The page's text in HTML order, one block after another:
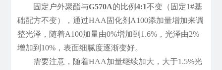
固定户外聚酯与G570A的比例4:1不变（固定1#基
础配方不变），通过HAA固化剂A100添加量增加来调
整光泽，随着A100加量由0%增加到1.6%，光泽由2%
增加到10%，表面细腻度逐渐变好。
需要注意，随着HAA加量继续加大，大于1.5%光